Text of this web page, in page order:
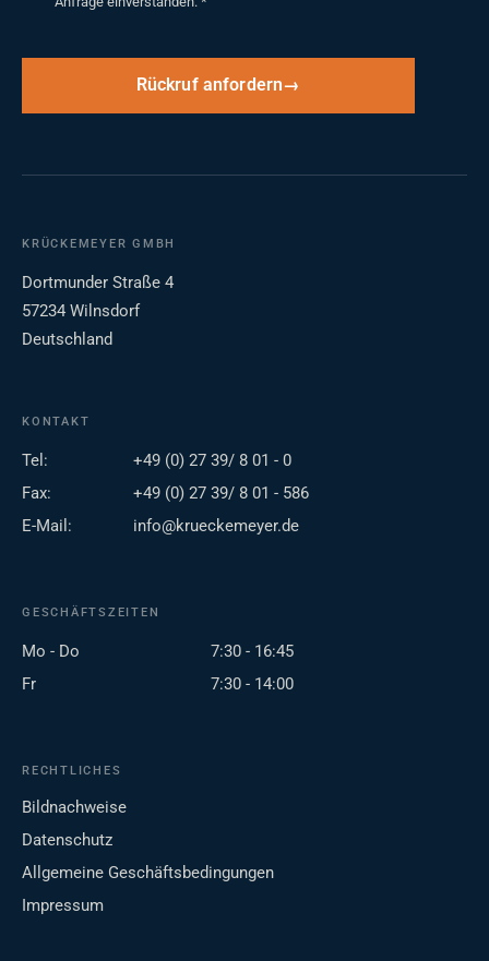
Rückruf anfordern
KRÜCKEMEYER GMBH
Dortmunder Straße 4
57234 Wilnsdorf
Deutschland
KONTAKT
Tel:
+49 (0) 27 39/ 8 01 - 0
Fax:
+49 (0) 27 39/ 8 01 - 586
E-Mail:
info@krueckemeyer.de
GESCHÄFTSZEITEN
Mo - Do
7:30 - 16:45
Fr
7:30 - 14:00
RECHTLICHES
Bildnachweise
Datenschutz
Allgemeine Geschäftsbedingungen
Impressum